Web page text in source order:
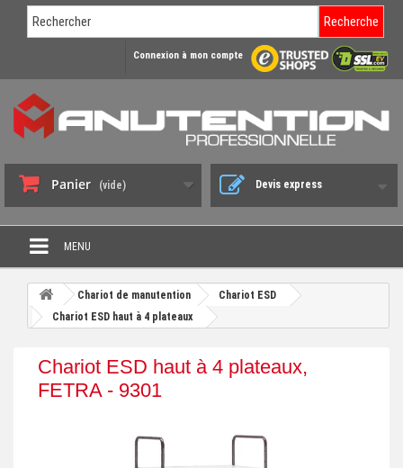
Recherche
Connexion à mon compte
Panier (vide) Devis express
MENU
PROMO DÉSTOCKAGE
CHARIOT DE MANUTENTION
BENNE BASCULANTE
Chariot de manutention
Chariot ESD
Chariot ESD haut à 4 plateaux
Chariot ESD haut à 4 plateaux,
FETRA - 9301